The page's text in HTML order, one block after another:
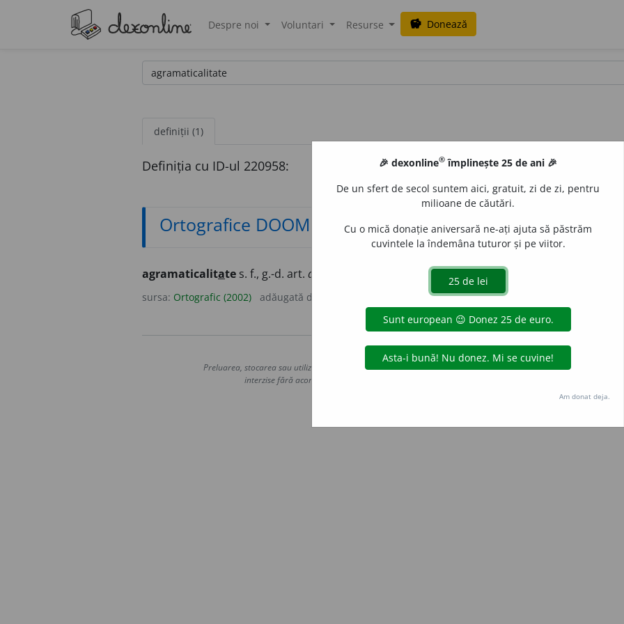
Despre noi Voluntari Resurse savings Donează
definiții (1)
Definiția cu ID-ul 220958:
Ortografice DOOM
agramaticalitate s. f., g.-d. art. agramaticalității
sursa: Ortografic (2002) adăugată de
Copyright © 2004-2026 dexonline (https://dexonline.ro)
Preluarea, stocarea sau utilizarea datelor de pe acest site, inclusiv prin orice metode de extragere automată
interzise fără acordul nostru prealabil scris, cu excepția seturilor de date oferite oficial spre utilizare
Hosterion
🎉 dexonline® împlinește 25 de ani 🎉
De un sfert de secol suntem aici, gratuit, zi de zi, pentru
milioane de căutări.
Cu o mică donație aniversară ne-ați ajuta să păstrăm
cuvintele la îndemâna tuturor și pe viitor.
Am donat deja.